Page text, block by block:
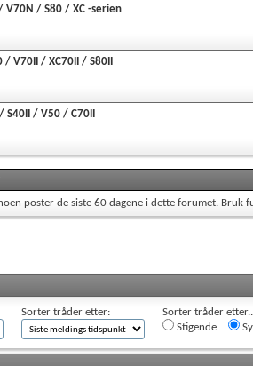
V70N / S80 / XC -serien
/ V70II / XC70II / S80II
S40II / V50 / C70II
poster de siste 60 dagene i dette forumet. Bruk
Sorter tråder etter:
Sorter tråder
Stigende